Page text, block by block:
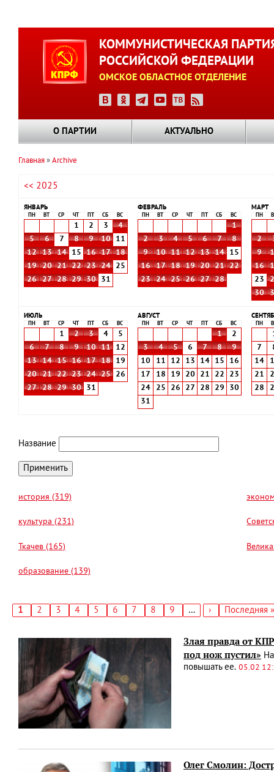
КОММУНИСТИЧЕСКАЯ
РОССИЙСКОЙ ФЕДЕРАЦИИ
ОМСКОЕ ОБЛАСТНОЕ ОТДЕЛЕНИЕ
О ПАРТИИ АКТУАЛЬНО
навигации
Главная Archive
<< 2025
ЯНВАРЬ
ПН ВТ СР ЧТ СБ ВС
1 2 3
4
5
6 7 8 9 10
11
12
13 14 15 16 17
18
19
20 21 22 23 24
25
26
27 28 29 30 31
ФЕВРАЛЬ
ПН ВТ СР ЧТ СБ ВС
1
2
3 4 5 6 7
8
9
10 11 12 13 14
15
16
17 18 19 20 21
22
23
24 25 26 27 28
МАРТ
ПН
2
9
16
23
30
ИЮЛЬ
ПН ВТ СР ЧТ СБ ВС
1 2 3 4
5
6
7 8 9 10 11
12
13
14 15 16 17 18
19
20
21 22 23 24 25
26
27
28 29 30 31
АВГУСТ
ПН ВТ СР ЧТ СБ ВС
1
2
3
4 5 6 7 8
9
10
11 12 13 14 15
16
17
18 19 20 21 22
23
24
25 26 27 28 29
30
31
ПН
7
14
21
28
Название
история (319)
культура (231)
Ткачев (165)
образование (139)
Текущая
1 Страница
2 Страница
3 Страница
4 Страница
5 Страница
6 Страница
7 Страница
8 Страница
9 …
Следующая
›
Последняя
Последняя »
Злая правда от
под нож пустил»
повышать ее. 05.02
Олег Смолин: